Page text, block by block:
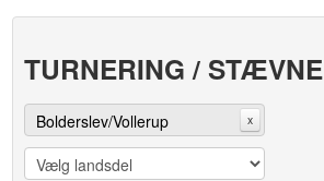
TURNERING / STÆVNE
Bolderslev/Vollerup
Ungdomsforening
x